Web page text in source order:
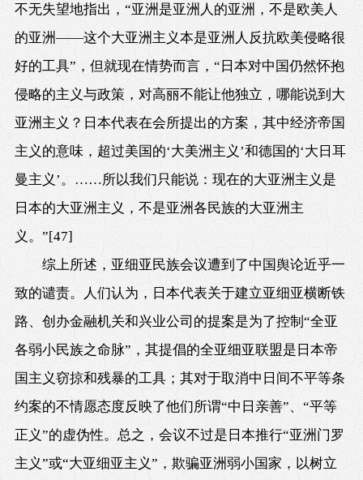
不无失望地指出，“亚洲是亚洲人的亚洲，不是欧美人
的亚洲——这个大亚洲主义本是亚洲人反抗欧美侵略很
好的工具”，但就现在情势而言，“日本对中国仍然怀抱
侵略的主义与政策，对高丽不能让他独立，哪能说到大
亚洲主义？日本代表在会所提出的方案，其中经济帝国
主义的意味，超过美国的‘大美洲主义’和德国的‘大日耳
曼主义’。……所以我们只能说：现在的大亚洲主义是
日本的大亚洲主义，不是亚洲各民族的大亚洲主
义。”[47]
综上所述，亚细亚民族会议遭到了中国舆论近乎一
致的谴责。人们认为，日本代表关于建立亚细亚横断铁
路、创办金融机关和兴业公司的提案是为了控制“全亚
各弱小民族之命脉”，其提倡的全亚细亚联盟是日本帝
国主义窃掠和残暴的工具；其对于取消中日间不平等条
约案的不情愿态度反映了他们所谓“中日亲善”、“平等
正义”的虚伪性。总之，会议不过是日本推行“亚洲门罗
主义”或“大亚细亚主义”，欺骗亚洲弱小国家，以树立